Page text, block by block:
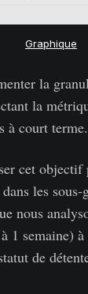
Graphique
la
la
à court terme.
cet
les sous-
nous
1 semaine)
de